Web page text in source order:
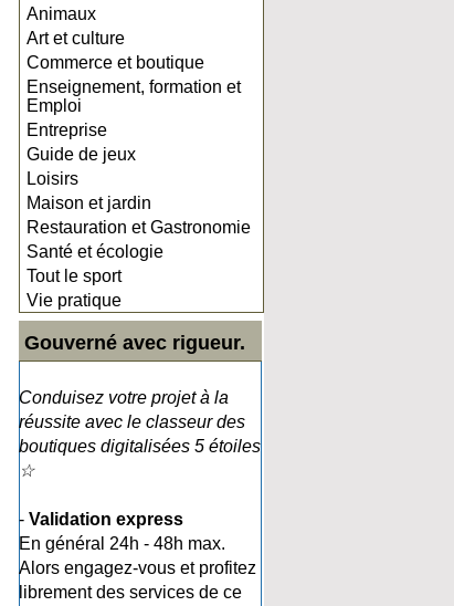
Animaux
Art et culture
Commerce et boutique
Enseignement, formation et
Emploi
Entreprise
Guide de jeux
Loisirs
Maison et jardin
Restauration et Gastronomie
Santé et écologie
Tout le sport
Vie pratique
Gouverné avec rigueur.
Conduisez votre projet à la
réussite avec le classeur des
boutiques digitalisées 5 étoiles
☆
- Validation express
En général 24h - 48h max.
Alors engagez-vous et profitez
librement des services de ce